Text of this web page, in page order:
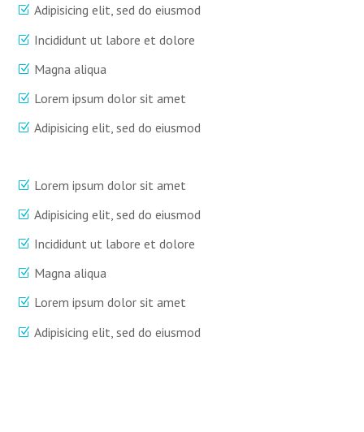
Adipisicing elit, sed do eiusmod
Incididunt ut labore et dolore
Magna aliqua
Lorem ipsum dolor sit amet
Adipisicing elit, sed do eiusmod
Lorem ipsum dolor sit amet
Adipisicing elit, sed do eiusmod
Incididunt ut labore et dolore
Magna aliqua
Lorem ipsum dolor sit amet
Adipisicing elit, sed do eiusmod